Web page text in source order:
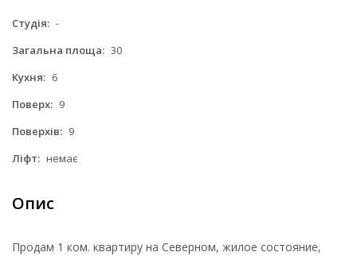
Студія: -
Загальна площа: 30
Кухня: 6
Поверх: 9
Поверхів: 9
Ліфт: немає
Опис
Продам 1 ком. квартиру на Северном, жилое состояние,